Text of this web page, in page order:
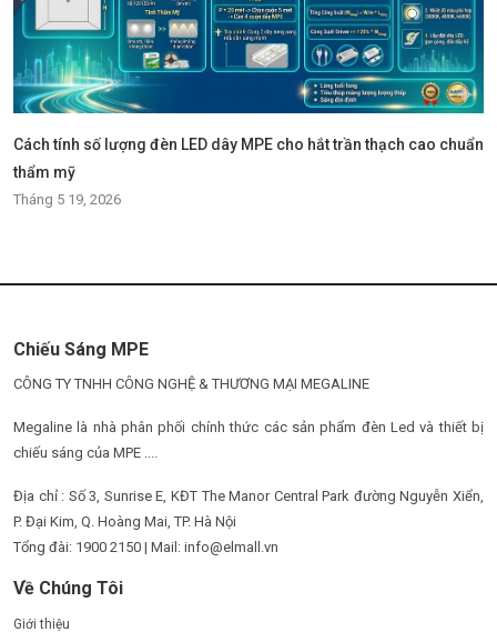
Cách tính số lượng đèn LED dây MPE cho hắt trần thạch cao chuẩn
thẩm mỹ
Tháng 5 19, 2026
Chiếu Sáng MPE
CÔNG TY TNHH CÔNG NGHỆ & THƯƠNG MẠI MEGALINE
Megaline là nhà phân phối chính thức các sản phẩm đèn Led và thiết bị
chiếu sáng của MPE ....
Địa chỉ : Số 3, Sunrise E, KĐT The Manor Central Park đường Nguyễn Xiển,
P. Đại Kim, Q. Hoàng Mai, TP. Hà Nội
Tổng đài: 1900 2150 | Mail: info@elmall.vn
Về Chúng Tôi
Giới thiệu